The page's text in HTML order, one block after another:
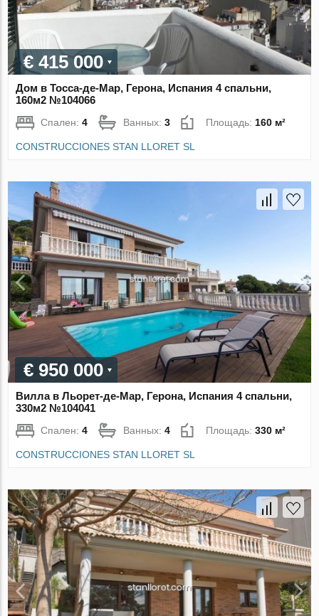
€ 415 000
Дом в Тосса-де-Мар, Герона, Испания 4 спальни,
160м2 №104066
Спален:4 Ванных:3 Площадь: 160 м²
CONSTRUCCIONES STAN LLORET SL
€ 950 000
Вилла в Льорет-де-Мар, Герона, Испания 4 спальни,
330м2 №104041
Спален:4 Ванных:4 Площадь:330 м²
CONSTRUCCIONES STAN LLORET SL